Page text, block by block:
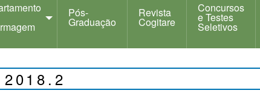
Pós-
Graduação
Revista
Cogitare
Concursos
e Testes
Seletivos